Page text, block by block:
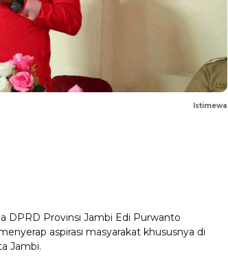
Istimewa
DPRD Provinsi Jambi Edi Purwanto
aspirasi masyarakat khususnya di
Jambi.